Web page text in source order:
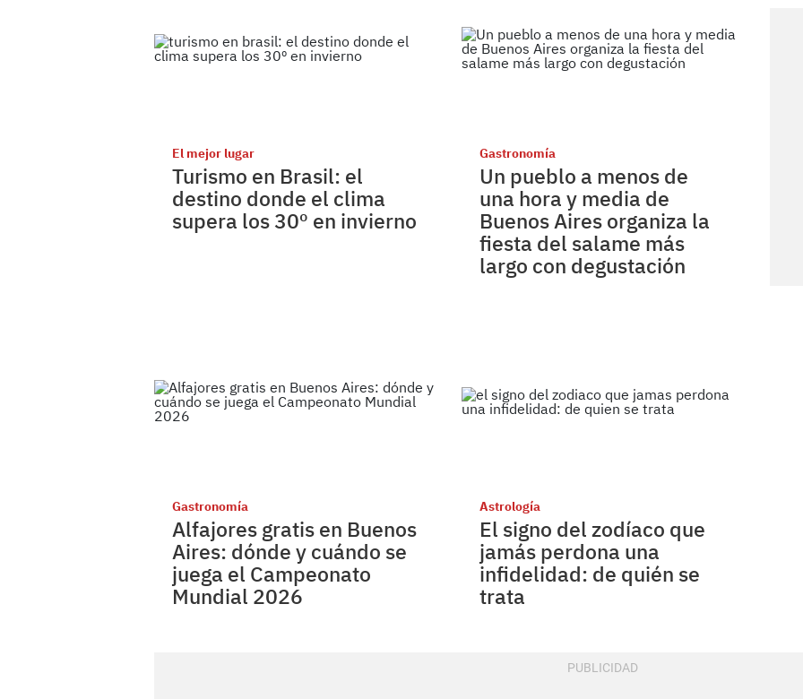
El mejor lugar
Turismo en Brasil: el
destino donde el clima
supera los 30º en invierno
Gastronomía
Un pueblo a menos de
una hora y media de
Buenos Aires organiza la
fiesta del salame más
largo con degustación
Gastronomía
Alfajores gratis en Buenos
Aires: dónde y cuándo se
juega el Campeonato
Mundial 2026
Astrología
El signo del zodíaco que
jamás perdona una
infidelidad: de quién se
trata